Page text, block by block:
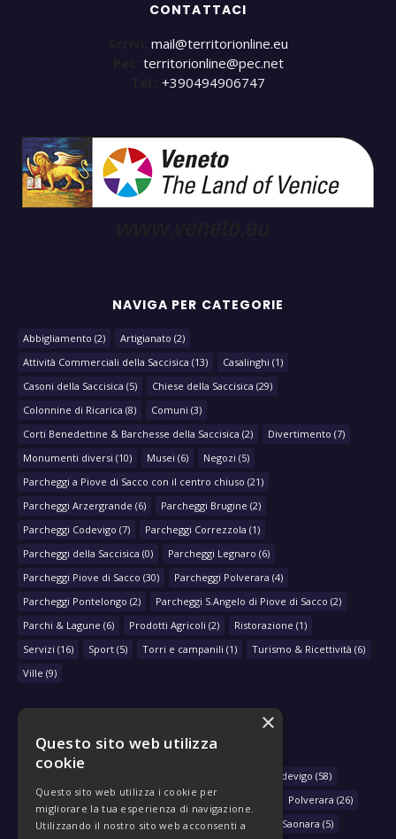
CONTATTACI
mail@territorionline.eu
territorionline@pec.net
+390494906747
NAVIGA PER CATEGORIE
Abbigliamento (2) Artigianato (2)
Attività Commerciali della Saccisica (13) Casalinghi (1)
Casoni della Saccisica (5) Chiese della Saccisica (29)
Colonnine di Ricarica (8) Comuni (3)
Corti Benedettine & Barchesse della Saccisica (2) Divertimento (7)
Monumenti diversi (10) Musei (6) Negozi (5)
Parcheggi a Piove di Sacco con il centro chiuso (21)
Parcheggi Arzergrande (6) Parcheggi Brugine (2)
Parcheggi Codevigo (7) Parcheggi Correzzola (1)
Parcheggi della Saccisica (0) Parcheggi Legnaro (6)
Parcheggi Piove di Sacco (30) Parcheggi Polverara (4)
Parcheggi Pontelongo (2) Parcheggi S.Angelo di Piove di Sacco (2)
Parchi & Lagune (6) Prodotti Agricoli (2) Ristorazione (1)
Servizi (16) Sport (5) Torri e campanili (1) Turismo & Ricettività (6)
Ville (9)
NAVIGA PER COMUNE
Codevigo (58)
Correzzola (29) Legnaro(33) Piove di Sacco Polverara (26)
Pontelongo (79) Sant'Angelo di Piove di Sacco Saonara (5)
×
Questo sito web utilizza
cookie
Questo sito web utilizza i cookie per
migliorare la tua esperienza di navigazione.
Utilizzando il nostro sito web acconsenti a